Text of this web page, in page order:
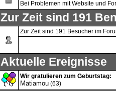
Bei Problemen mit Website und
Zur Zeit sind 191
Zur Zeit sind 191 Besucher im
Aktuelle Ereignisse
Wir gratulieren zum Geburtstag:
Matiamou (63)